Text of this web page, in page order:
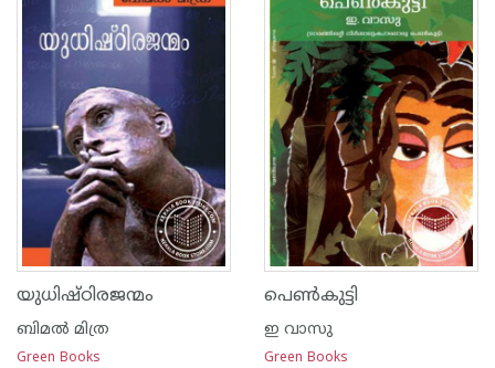
യുധിഷ്ഠിരജന്മം
ബിമല്‍ മിത്ര
Green Books
പെണ്‍കുട്ടി
ഇ വാസു
Green Books